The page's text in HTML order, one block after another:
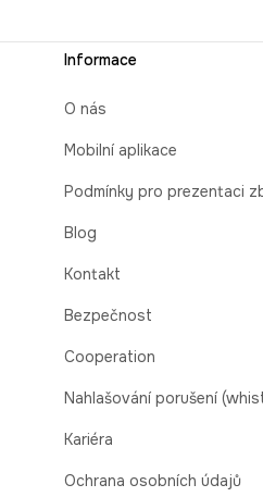
Informace
O nás
Mobilní aplikace
Podmínky pro prezentaci
Blog
Kontakt
Bezpečnost
Cooperation
Nahlašování porušení
Kariéra
Ochrana osobních údajů